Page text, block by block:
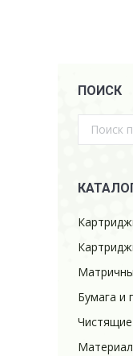
ПОИСК
Бумага и
Чистящие